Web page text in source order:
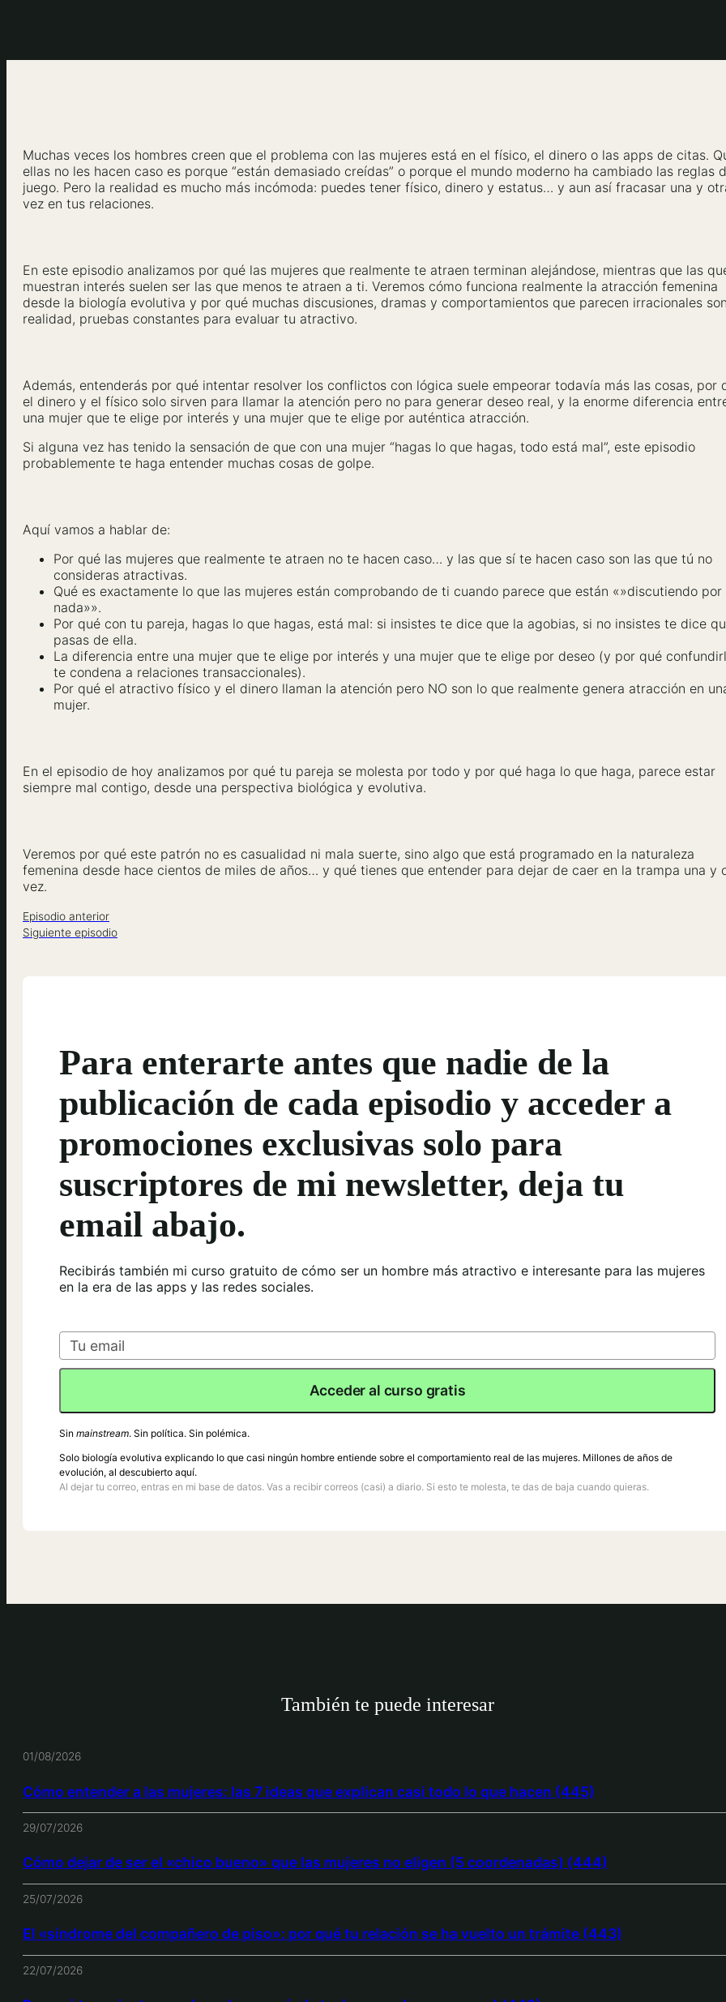
Muchas veces los hombres creen que el problema con las mujeres está en el físico, el dinero o las apps de citas.
ellas no les hacen caso es porque “están demasiado creídas” o porque el mundo moderno ha cambiado las reglas
juego. Pero la realidad es mucho más incómoda: puedes tener físico, dinero y estatus… y aun así fracasar una y
vez en tus relaciones.
En este episodio analizamos por qué las mujeres que realmente te atraen terminan alejándose, mientras que las
muestran interés suelen ser las que menos te atraen a ti. Veremos cómo funciona realmente la atracción femenina
desde la biología evolutiva y por qué muchas discusiones, dramas y comportamientos que parecen irracionales
realidad, pruebas constantes para evaluar tu atractivo.
Además, entenderás por qué intentar resolver los conflictos con lógica suele empeorar todavía más las cosas, por
el dinero y el físico solo sirven para llamar la atención pero no para generar deseo real, y la enorme diferencia
una mujer que te elige por interés y una mujer que te elige por auténtica atracción.
Si alguna vez has tenido la sensación de que con una mujer “hagas lo que hagas, todo está mal”, este episodio
probablemente te haga entender muchas cosas de golpe.
Aquí vamos a hablar de:
Por qué las mujeres que realmente te atraen no te hacen caso… y las que sí te hacen caso son las que tú no
consideras atractivas.
Qué es exactamente lo que las mujeres están comprobando de ti cuando parece que están «»discutiendo por
nada»».
Por qué con tu pareja, hagas lo que hagas, está mal: si insistes te dice que la agobias, si no insistes te dice
pasas de ella.
La diferencia entre una mujer que te elige por interés y una mujer que te elige por deseo (y por qué
te condena a relaciones transaccionales).
Por qué el atractivo físico y el dinero llaman la atención pero NO son lo que realmente genera atracción en
mujer.
En el episodio de hoy analizamos por qué tu pareja se molesta por todo y por qué haga lo que haga, parece estar
siempre mal contigo, desde una perspectiva biológica y evolutiva.
Veremos por qué este patrón no es casualidad ni mala suerte, sino algo que está programado en la naturaleza
femenina desde hace cientos de miles de años… y qué tienes que entender para dejar de caer en la trampa una y
vez.
Episodio anterior
Siguiente episodio
Para enterarte antes que nadie de la
publicación de cada episodio y acceder a
promociones exclusivas solo para
suscriptores de mi newsletter, deja tu
email abajo.
Recibirás también mi curso gratuito de cómo ser un hombre más atractivo e interesante para las mujeres
en la era de las apps y las redes sociales.
Acceder al curso gratis
Sinmainstream. Sin política. Sin polémica.
Solo biología evolutiva explicando lo que casi ningún hombre entiende sobre el comportamiento real de las mujeres. Millones de años de
evolución, al descubierto aquí.
Al dejar tu correo, entras en mi base de datos. Vas a recibir correos (casi) a diario. Si esto te molesta, te das de baja cuando quieras.
También te puede interesar
01/08/2026
Cómo entender a las mujeres: las 7 ideas que explican casi todo lo que hacen (445)
29/07/2026
Cómo dejar de ser el «chico bueno» que las mujeres no eligen (5 coordenadas) (444)
25/07/2026
El «síndrome del compañero de piso»: por qué tu relación se ha vuelto un trámite (443)
22/07/2026